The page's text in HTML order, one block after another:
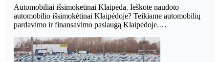
Automobiliai išsimoketinai Klaipėda. Ieškote naudoto
automobilio išsimokėtinai Klaipėdoje? Teikiame automobilių
pardavimo ir finansavimo paslaugą Klaipėdoje.…